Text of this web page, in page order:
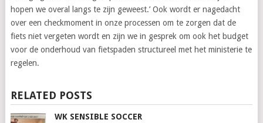
hopen we overal langs te zijn geweest.’ Ook wordt er nagedacht
over een checkmoment in onze processen om te zorgen dat de
fiets niet vergeten wordt en zijn we in gesprek om ook het budget
voor de onderhoud van fietspaden structureel met het ministerie te
regelen.
RELATED POSTS
WK SENSIBLE SOCCER